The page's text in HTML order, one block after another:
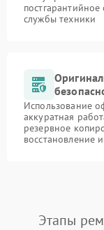
службы техники
Использование
аккуратная
резервное
восстановление
Этапы